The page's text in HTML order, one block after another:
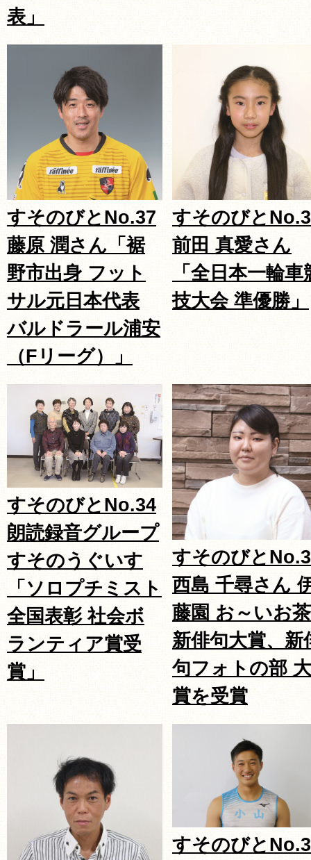
表」
すそのびとNo.37
藤原 潤さん「裾
野市出身 フット
サル元日本代表
バルドラール浦安
（Fリーグ）」
すそのびと
前田 真愛さん
「全日本一輪車
技大会 準優勝」
すそのびとNo.34
朗読録音グループ
すそのうぐいす
「ソロプチミスト
全国表彰 社会ボ
ランティア賞受
賞」
すそのびと
西島 千尋さん
藤園 お～いお茶
新俳句大賞、新
句フォトの部 大
賞を受賞
すそのびと